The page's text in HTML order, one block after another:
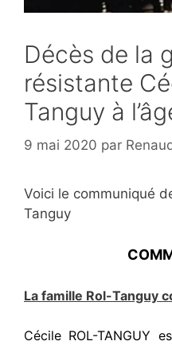
Décès de la
résistante
Tanguy à
9 mai 2020 par
Voici le communiqué
Tanguy
La famille Rol-Tanguy
Cécile ROL-TANGUY